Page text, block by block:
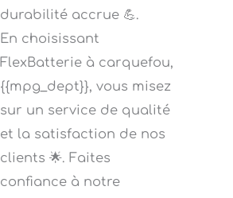
durabilité accrue 💪.
En choisissant
FlexBatterie à carquefou,
{{mpg_dept}}, vous misez
sur un service de qualité
et la satisfaction de nos
clients 🌟. Faites
confiance à notre